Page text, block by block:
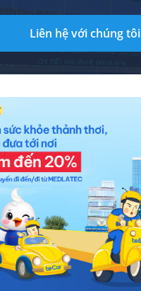
Liên hệ với chúng tôi